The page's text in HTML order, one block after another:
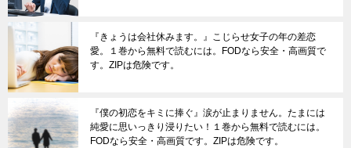
『きょうは会社休みます。』こじらせ女子の年の差恋
愛。１巻から無料で読むには。FODなら安全・高画質で
す。ZIPは危険です。
『僕の初恋をキミに捧ぐ』涙が止まりません。たまには
純愛に思いっきり浸りたい！１巻から無料で読むには。
FODなら安全・高画質です。ZIPは危険です。